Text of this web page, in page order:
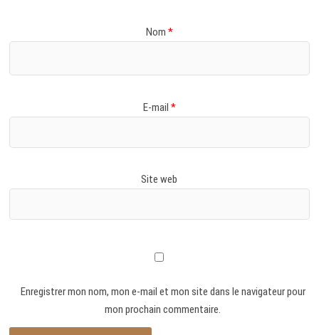
Nom *
E-mail *
Site web
Enregistrer mon nom, mon e-mail et mon site dans le navigateur pour
mon prochain commentaire.